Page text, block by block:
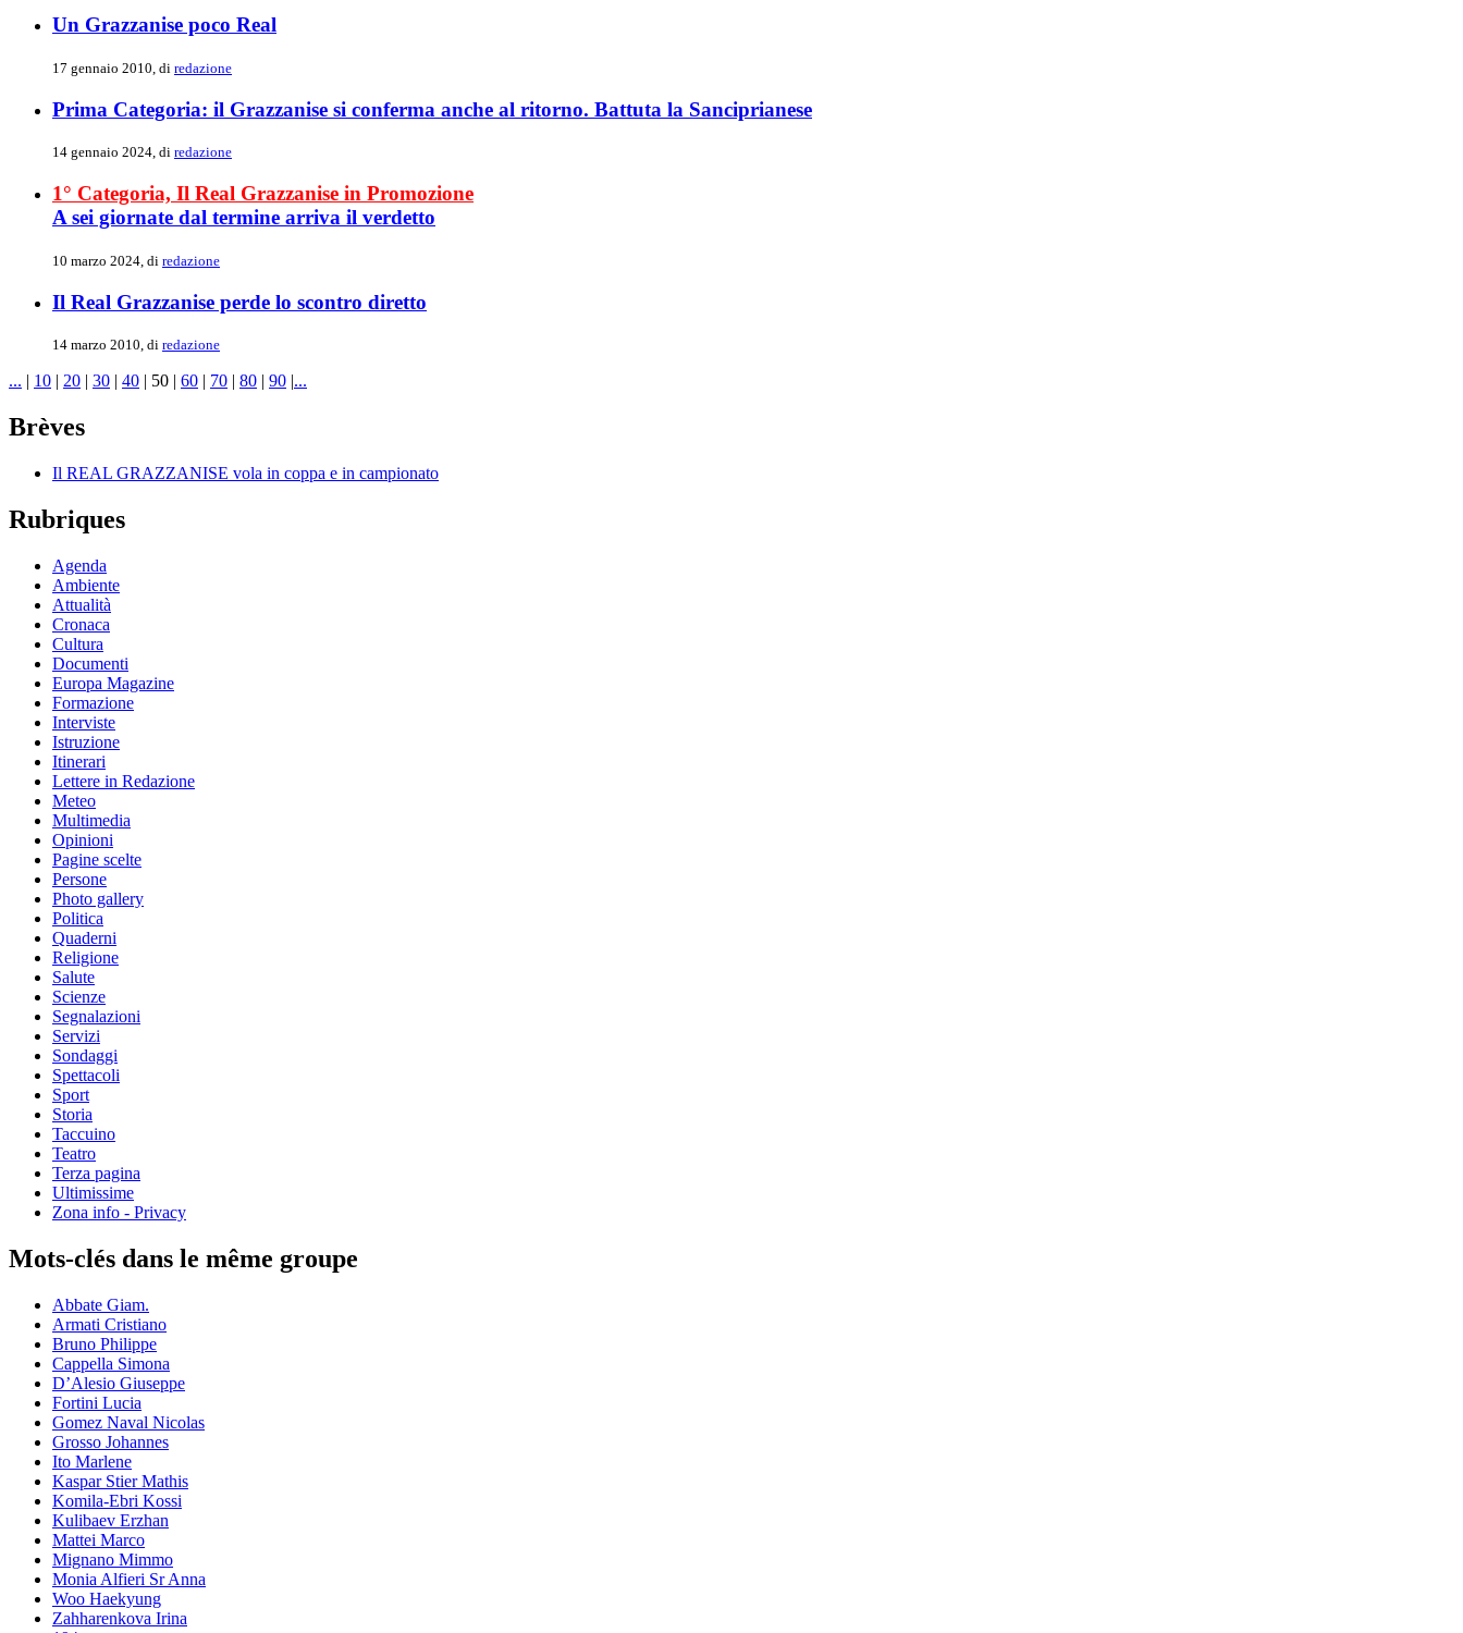
Un Grazzanise poco Real
17 gennaio 2010, di redazione
Prima Categoria: il Grazzanise si conferma anche al ritorno. Battuta la Sanciprianese
14 gennaio 2024, di redazione
1° Categoria, Il Real Grazzanise in Promozione
A sei giornate dal termine arriva il verdetto
10 marzo 2024, di redazione
Il Real Grazzanise perde lo scontro diretto
14 marzo 2010, di redazione
... | 10 | 20 | 30 | 40 | 50 | 60 | 70 | 80 | 90 |...
Brèves
Il REAL GRAZZANISE vola in coppa e in campionato
Rubriques
Agenda
Ambiente
Attualità
Cronaca
Cultura
Documenti
Europa Magazine
Formazione
Interviste
Istruzione
Itinerari
Lettere in Redazione
Meteo
Multimedia
Opinioni
Pagine scelte
Persone
Photo gallery
Politica
Quaderni
Religione
Salute
Scienze
Segnalazioni
Servizi
Sondaggi
Spettacoli
Sport
Storia
Taccuino
Teatro
Terza pagina
Ultimissime
Zona info - Privacy
Mots-clés dans le même groupe
Abbate Giam.
Armati Cristiano
Bruno Philippe
Cappella Simona
D’Alesio Giuseppe
Fortini Lucia
Gomez Naval Nicolas
Grosso Johannes
Ito Marlene
Kaspar Stier Mathis
Komila-Ebri Kossi
Kulibaev Erzhan
Mattei Marco
Mignano Mimmo
Monia Alfieri Sr Anna
Woo Haekyung
Zahharenkova Irina